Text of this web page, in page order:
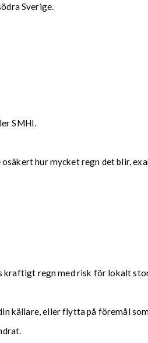
Sverige.
SMHI.
hur mycket regn det blir,
regn med risk för lokalt
källare, eller flytta på föremål